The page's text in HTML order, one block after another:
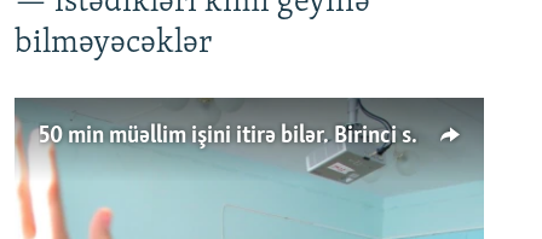
bilməyəcəklər
50 min müəllim işini itirə bilər. Birinci sinfə gedənlər azalır